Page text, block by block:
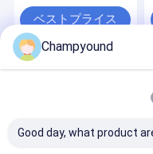
ベストプライス
Champyound Intelligent
Champyound
Good day, what product